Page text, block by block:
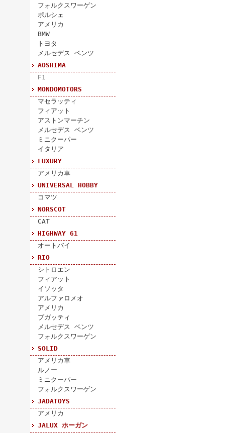
フォルクスワーゲン
ポルシェ
アメリカ
BMW
トヨタ
メルセデス ベンツ
AOSHIMA
F1
MONDOMOTORS
マセラッティ
フィアット
アストンマーチン
メルセデス ベンツ
ミニクーパー
イタリア
LUXURY
アメリカ車
UNIVERSAL HOBBY
コマツ
NORSCOT
CAT
HIGHWAY 61
オートバイ
RIO
シトロエン
フィアット
イソッタ
アルファロメオ
アメリカ
ブガッティ
メルセデス ベンツ
フォルクスワーゲン
SOLID
アメリカ車
ルノー
ミニクーパー
フォルクスワーゲン
JADATOYS
アメリカ
JALUX ホーガン